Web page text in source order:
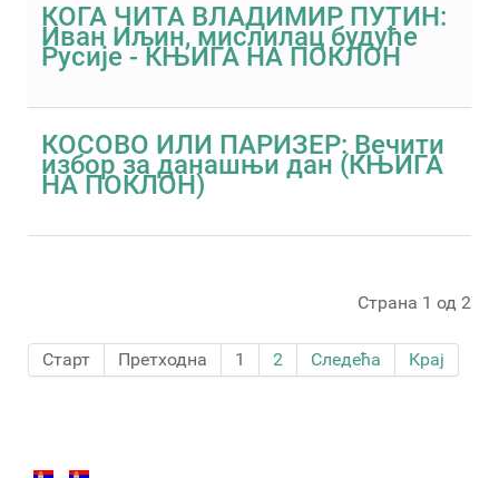
КОГА ЧИТА ВЛАДИМИР ПУТИН:
Иван Иљин, мислилац будуће
Русије - КЊИГА НА ПОКЛОН
КОСОВО ИЛИ ПАРИЗЕР: Вечити
избор за данашњи дан (КЊИГА
НА ПОКЛОН)
Страна 1 од 2
Старт Претходна 1 2 Следећа Крај